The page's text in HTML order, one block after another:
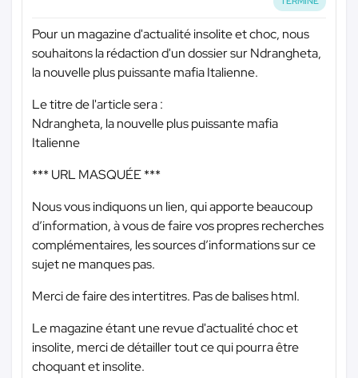
Pour un magazine d'actualité insolite et choc, nous
souhaitons la rédaction d'un dossier sur Ndrangheta,
la nouvelle plus puissante mafia Italienne.
Le titre de l'article sera :
Ndrangheta, la nouvelle plus puissante mafia
Italienne
*** URL MASQUÉE ***
Nous vous indiquons un lien, qui apporte beaucoup
d’information, à vous de faire vos propres recherches
complémentaires, les sources d’informations sur ce
sujet ne manques pas.
Merci de faire des intertitres. Pas de balises html.
Le magazine étant une revue d'actualité choc et
insolite, merci de détailler tout ce qui pourra être
choquant et insolite.